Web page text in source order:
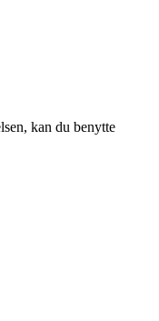
kan du benytte